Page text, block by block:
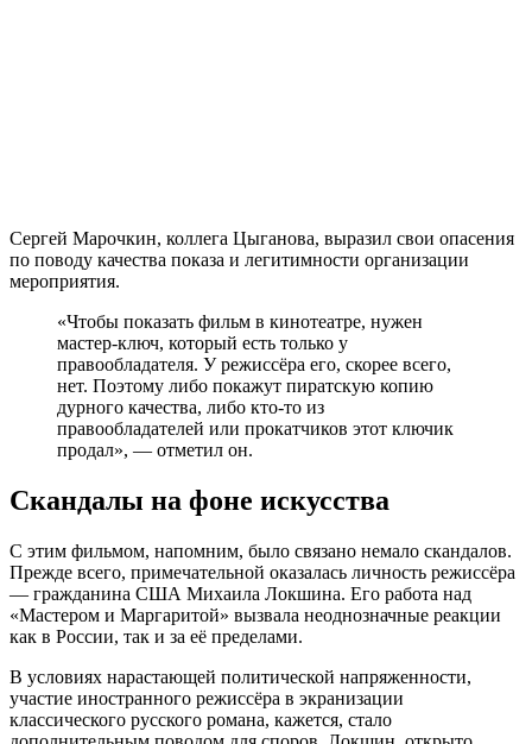
Сергей Марочкин, коллега Цыганова, выразил свои опасения
по поводу качества показа и легитимности организации
мероприятия.
«Чтобы показать фильм в кинотеатре, нужен
мастер-ключ, который есть только у
правообладателя. У режиссёра его, скорее всего,
нет. Поэтому либо покажут пиратскую копию
дурного качества, либо кто-то из
правообладателей или прокатчиков этот ключик
продал», — отметил он.
Скандалы на фоне искусства
С этим фильмом, напомним, было связано немало скандалов.
Прежде всего, примечательной оказалась личность режиссёра
— гражданина США Михаила Локшина. Его работа над
«Мастером и Маргаритой» вызвала неоднозначные реакции
как в России, так и за её пределами.
В условиях нарастающей политической напряженности,
участие иностранного режиссёра в экранизации
классического русского романа, кажется, стало